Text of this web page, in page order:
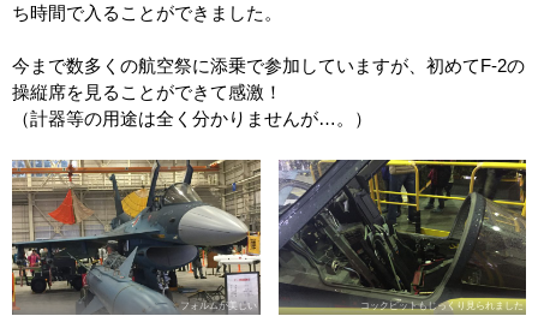
ち時間で入ることができました。
今まで数多くの航空祭に添乗で参加していますが、初めてF-2の
操縦席を見ることができて感激！
（計器等の用途は全く分かりませんが…。）
フォルムが美しい コックピットもじっくり見られました